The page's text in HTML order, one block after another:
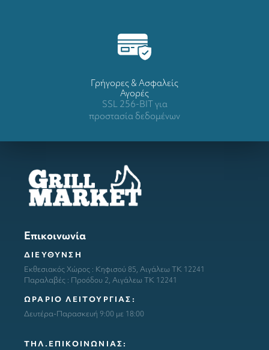
Γρήγορες & Ασφαλείς
Αγορές
SSL 256-BIT για
προστασία δεδομένων
Επικοινωνία
ΔΙΕΥΘΥΝΣΗ
Εκθεσιακός Χώρος : Κηφισού 85, Αιγάλεω ΤΚ 12241
Παραλαβές : Προόδου 2, Αιγάλεω ΤΚ 12241
ΩΡΑΡΙΟ ΛΕΙΤΟΥΡΓΙΑΣ:
Δευτέρα-Παρασκευή 9:00 με 18:00
ΤΗΛ.ΕΠΙΚΟΙΝΩΝΙΑΣ: